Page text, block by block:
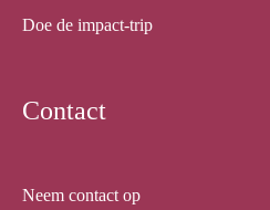
Contact
Neem contact op
Doe de impact-trip